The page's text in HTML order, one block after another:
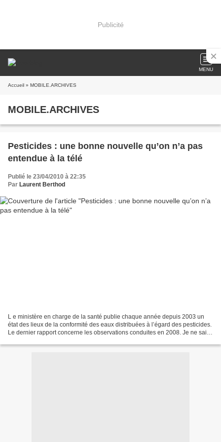
Publicité
MENU
Accueil » MOBILE.ARCHIVES
MOBILE.ARCHIVES
Pesticides : une bonne nouvelle qu’on n’a pas
entendue à la télé
Publié le 23/04/2010 à 22:35
Par Laurent Berthod
L e ministère en charge de la santé publie chaque année depuis 2003 un
état des lieux de la conformité des eaux distribuées à l’égard des pesticides.
Le dernier rapport concerne les observations conduites en 2008. Je ne sais